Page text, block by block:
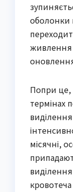
оболонки
живлення
Попри це,
термінах
місячні,